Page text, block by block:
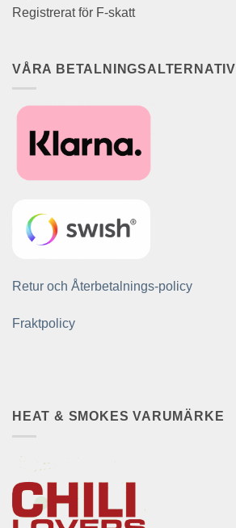
Registrerat för F-skatt
VÅRA BETALNINGSALTERNATIV
Retur och Återbetalnings-policy
Fraktpolicy
HEAT & SMOKES VARUMÄRKE